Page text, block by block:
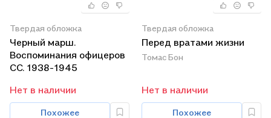
Твердая обложка
Черный марш.
Воспоминания офицеров
СС. 1938-1945
Нет в наличии
Похожее
Твердая обложка
Перед вратами жизни
Томас Бон
Нет в наличии
Похожее